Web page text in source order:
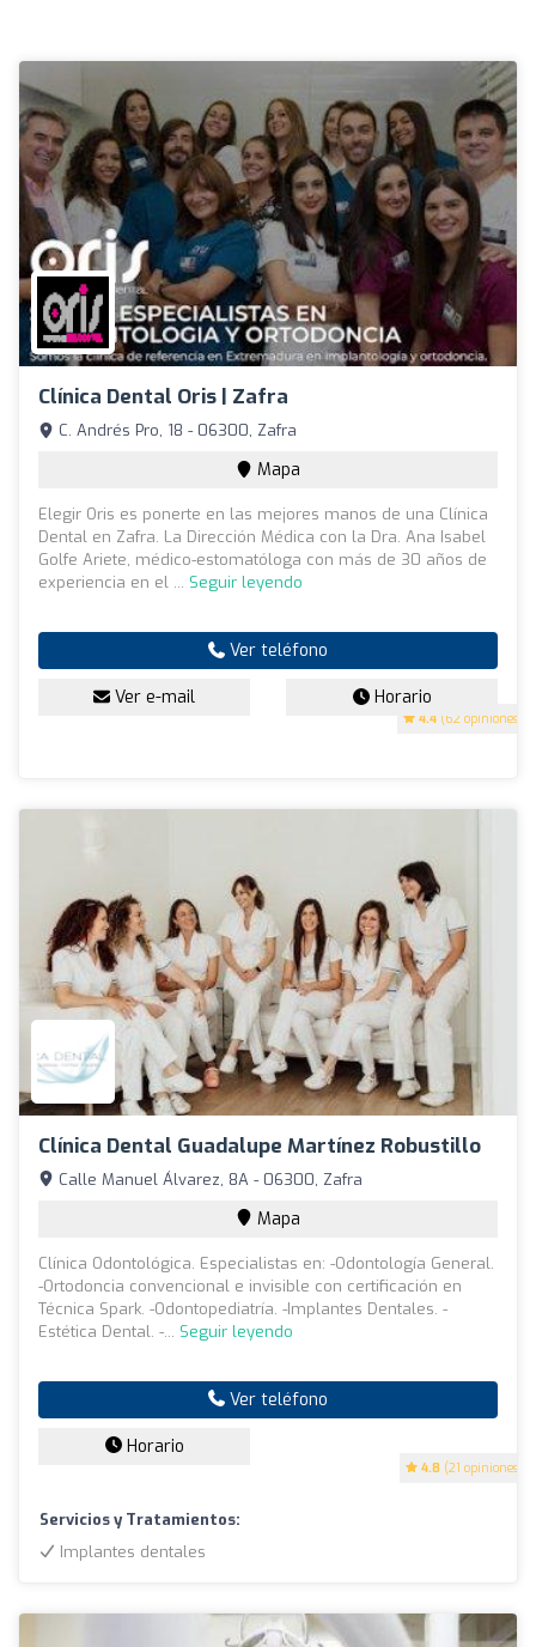
Clínica Dental Oris | Zafra
4.4 (62 opiniones)
C. Andrés Pro, 18 - 06300, Zafra
Mapa
Elegir Oris es ponerte en las mejores manos de una Clínica
Dental en Zafra. La Dirección Médica con la Dra. Ana Isabel
Golfe Ariete, médico-estomatóloga con más de 30 años de
experiencia en el ... Seguir leyendo
Ver teléfono
Ver e-mail Horario
Clínica Dental Guadalupe Martínez Robustillo
4.8 (21 opiniones)
Calle Manuel Álvarez, 8A - 06300, Zafra
Mapa
Clínica Odontológica. Especialistas en: -Odontología General.
-Ortodoncia convencional e invisible con certificación en
Técnica Spark. -Odontopediatría. -Implantes Dentales. -
Estética Dental. -... Seguir leyendo
Ver teléfono
Horario
Servicios y Tratamientos:
Implantes dentales